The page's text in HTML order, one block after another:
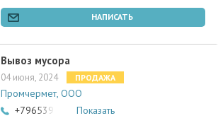
НАПИСАТЬ
Вывоз мусора
04 июня, 2024 ПРОДАЖА
Промчермет, ООО
+79653957755Показать